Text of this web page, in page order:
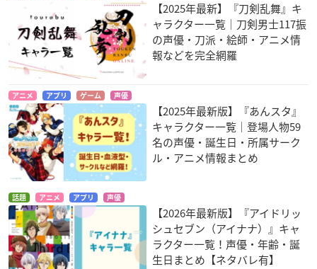
【2025年最新】『刀剣乱舞』キ
ャラクター一覧｜刀剣男士117振
の声優・刀派・絵師・アニメ情
報などを完全網羅
アニメ アプリ ゲーム 声優
【2025年最新版】『あんスタ』
キャラクター一覧｜登場人物59
名の声優・誕生日・所属サーク
ル・アニメ情報まとめ
話題 アニメ アプリ 声優
【2026年最新版】『アイドリッ
シュセブン（アイナナ）』キャ
ラクター一覧！声優・年齢・誕
生日まとめ【ネタバレ有】